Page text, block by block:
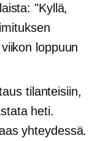
"Kyllä,
loppuun
tilanteisiin,
heti.
yhteydessä.